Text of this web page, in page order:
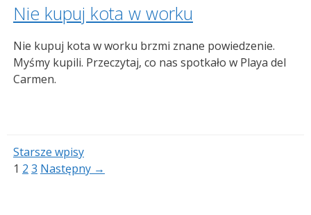
Nie kupuj kota w worku
Nie kupuj kota w worku brzmi znane powiedzenie.
Myśmy kupili. Przeczytaj, co nas spotkało w Playa del
Carmen.
Starsze wpisy
Strona
1 Strona
2 Strona
3 Następny →